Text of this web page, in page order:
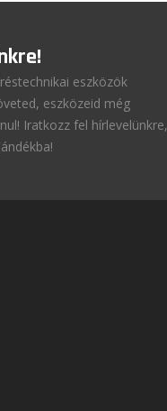
eszközök
eszközeid még
Iratkozz fel hírlevelünkre,